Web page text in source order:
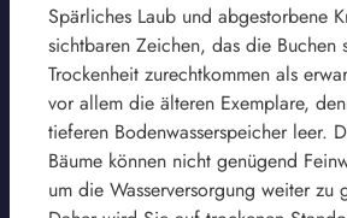
Spärliches Laub und abgestorbene
sichtbaren Zeichen, das die Buchen
Trockenheit zurechtkommen als
vor allem die älteren Exemplare,
tieferen Bodenwasserspeicher leer.
Bäume können nicht genügend
um die Wasserversorgung weiter zu